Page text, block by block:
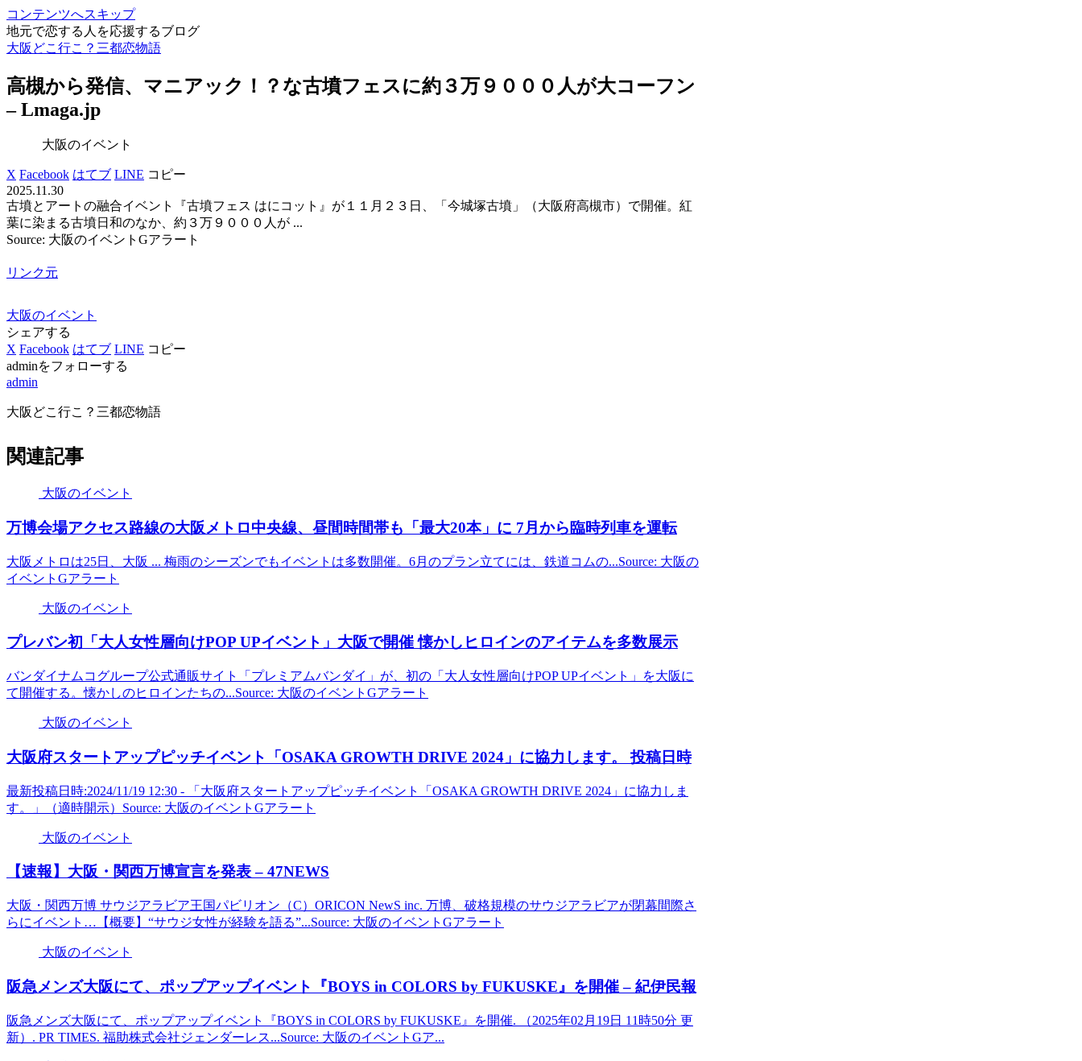
コンテンツへスキップ
地元で恋する人を応援するブログ
大阪どこ行こ？三都恋物語
高槻から発信、マニアック！？な古墳フェスに約３万９０００人が大コーフン
– Lmaga.jp
大阪のイベント
X Facebook はてブ LINE コピー
2025.11.30
古墳とアートの融合イベント『古墳フェス はにコット』が１１月２３日、「今城塚古墳」（大阪府高槻市）で開催。紅
葉に染まる古墳日和のなか、約３万９０００人が ...
Source: 大阪のイベントGアラート
リンク元
大阪のイベント
シェアする
X Facebook はてブ LINE コピー
adminをフォローする
admin
大阪どこ行こ？三都恋物語
関連記事
大阪のイベント
万博会場アクセス路線の大阪 メトロ中央線、昼間時間帯も「最大20本」に 7月から臨時列車を運転
大阪メトロは25日、大阪 ... 梅雨のシーズンでもイベントは多数開催。6月のプラン立てには、鉄道コムの...Source: 大阪の
イベントGアラート
大阪のイベント
プレバン初「大人女性層向けPOP UPイベント 」 大阪で開催 懐かしヒロインのアイテムを多数展示
バンダイナムコグループ公式通販サイト「プレミアムバンダイ」が、初の「大人女性層向けPOP UPイベント」を大阪に
て開催する。懐かしのヒロインたちの...Source: 大阪のイベントGアラート
大阪のイベント
大阪府スタートアップピッチイベント 「OSAKA GROWTH DRIVE 2024」に協力します。 投稿日時
最新投稿日時:2024/11/19 12:30 - 「大阪府スタートアップピッチイベント「OSAKA GROWTH DRIVE 2024」に協力しま
す。」（適時開示）Source: 大阪のイベントGアラート
大阪のイベント
【速報】 大阪 ・関西万博宣言を発表 – 47NEWS
大阪・関西万博 サウジアラビア王国パビリオン（C）ORICON NewS inc. 万博、破格規模のサウジアラビアが閉幕間際さ
らにイベント…【概要】“サウジ女性が経験を語る”...Source: 大阪のイベントGアラート
大阪のイベント
阪急メンズ大阪にて、ポップアップイベント 『BOYS in COLORS by FUKUSKE』を開催 – 紀伊民報
阪急メンズ大阪にて、ポップアップイベント『BOYS in COLORS by FUKUSKE』を開催. （2025年02月19日 11時50分 更
新）. PR TIMES. 福助株式会社ジェンダーレス...Source: 大阪のイベントGア...